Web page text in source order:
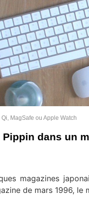
MagSafe ou Apple Watch
dans un
magazines
de mars 1996, le